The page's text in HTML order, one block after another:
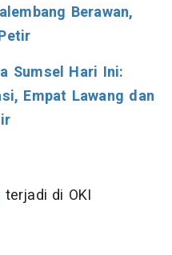
Berawan,
Sumsel Hari Ini:
Empat Lawang dan
terjadi di OKI